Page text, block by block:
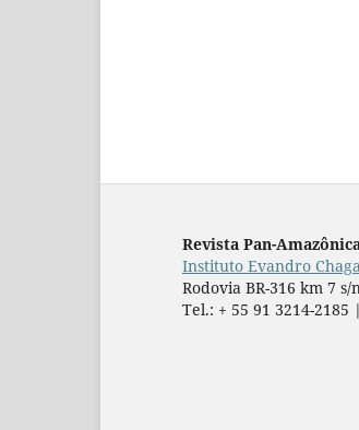
Revista Pan-
Instituto Evandro
Rodovia BR-316 km 7
Tel.: + 55 91 3214-2185 |